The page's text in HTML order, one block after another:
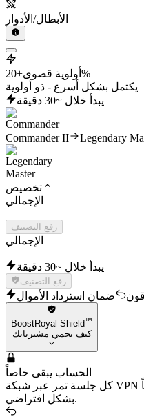
الأبطال/الأدوار
أولوية قصوى +20%
يكتمل بشكل أسرع - ذو أولوية
يبدأ خلال ~30 دقيقة
Commander II Legendary
تخصيص
الإجمالي
رفع التصنيف
الإجمالي
يبدأ خلال ~30 دقيقة
رفع التصنيف
ضمان استرداد الأموال
BoostRoyal Shield™
كيف نحمي مشترياتك
الحساب يبقى خاصاً
كل جلسة تمر عبر شبكة VPN محمية — نشاط حسابك يظل خاصاً
بشكل افتراضي.